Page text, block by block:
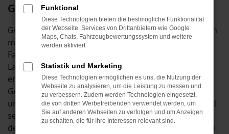
Gebrauchtwagen
Günstiger als mit einem Škoda Gebrauchtwagen kann
motorisierte Mobilität in Mainburg kaum sein. Die
Fahrzeuge dieses Herstellers zeichnen sich durch
Langlebigkeit und exzellente Qualität aus und sind
entsprechend wie geschaffen, um als Škoda
Gebrauchtwagen auf den Straßen von Mainburg
unterwegs zu sein. Wir vom Autohaus an der B13 sind
seit Anfang der 1980er Jahren als Familienbetrieb in
der Autobranche tätig. Wir gehören zu Mainburg und
Funktional
Diese Technologien bieten die bestmögliche Funktionalität
der Webseite. Services von Drittanbietern wie Google
Maps, Chats, Fahrzeugbewertungssystem und weitere
werden aktiviert.
Statistik und Marketing
Diese Technologien ermöglichen es uns, die Nutzung der
Webseite zu analysieren, um die Leistung zu messen und
zu verbessern. Zudem werden Technologien eingesetzt,
die von dritten Werbetreibenden verwendet werden, um
Sie auf anderen Webseiten zu verfolgen und um Anzeigen
zu schalten, die für Ihre Interessen relevant sind.